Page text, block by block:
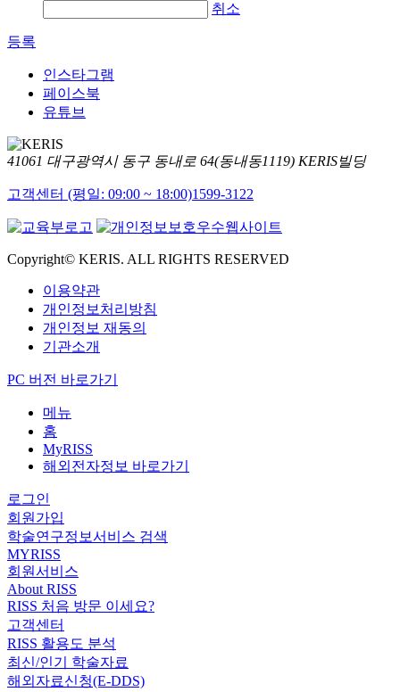
취소
등록
인스타그램
페이스북
유튜브
41061 대구광역시 동구 동내로 64(동내동1119) KERIS빌딩
고객센터 (평일: 09:00 ~ 18:00)1599-3122
Copyright© KERIS. ALL RIGHTS RESERVED
이용약관
개인정보처리방침
개인정보 재동의
기관소개
PC 버전 바로가기
메뉴
홈
MyRISS
해외전자정보 바로가기
로그인
회원가입
학술연구정보서비스 검색
MYRISS
회원서비스
About RISS
RISS 처음 방문 이세요?
고객센터
RISS 활용도 분석
최신/인기 학술자료
해외자료신청(E-DDS)